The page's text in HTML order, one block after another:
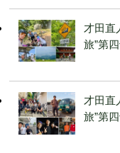
才田直
旅”第
才田直
旅”第